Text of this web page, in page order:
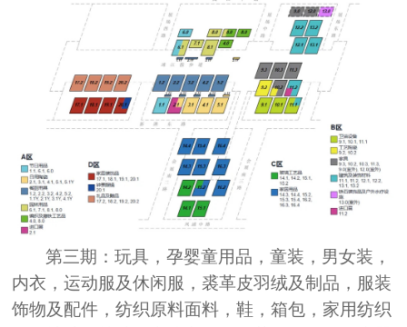
第三期：玩具，孕婴童用品，童装，男女装，
内衣，运动服及休闲服，裘革皮羽绒及制品，服装
饰物及配件，纺织原料面料，鞋，箱包，家用纺织